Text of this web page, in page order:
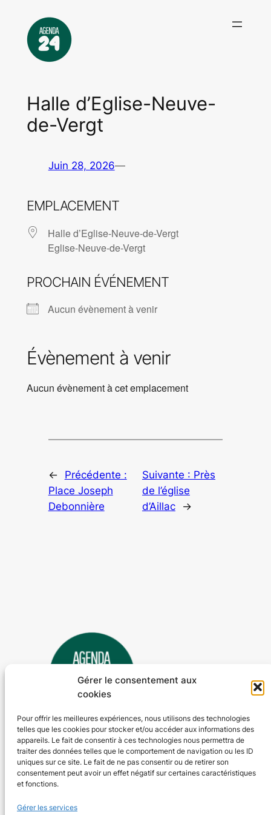
Gérer le consentement aux
cookies
Pour offrir les meilleures expériences, nous utilisons des technologies
telles que les cookies pour stocker et/ou accéder aux informations des
appareils. Le fait de consentir à ces technologies nous permettra de
traiter des données telles que le comportement de navigation ou les ID
uniques sur ce site. Le fait de ne pas consentir ou de retirer son
consentement peut avoir un effet négatif sur certaines caractéristiques
et fonctions.
Gérer les services
contenu
Halle d’Eglise-Neuve-
de-Vergt
Juin 28, 2026—
EMPLACEMENT
Halle d’Eglise-Neuve-de-Vergt
Eglise-Neuve-de-Vergt
PROCHAIN ÉVÉNEMENT
Aucun évènement à venir
Évènement à venir
Aucun évènement à cet emplacement
←
Précédente :
Place Joseph
Debonnière
Suivante : Près
de l’église
d’Aillac
→
Agenda 24
L'agenda des manifestations et activités en Dordogne